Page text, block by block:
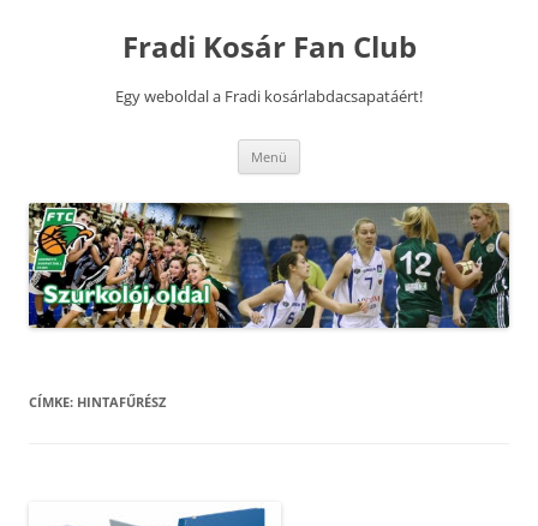
Fradi Kosár Fan Club
Egy weboldal a Fradi kosárlabdacsapatáért!
Menü
CÍMKE: HINTAFŰRÉSZ